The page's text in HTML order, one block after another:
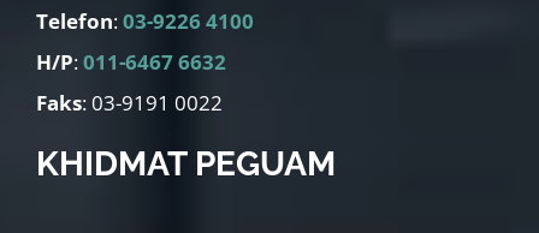
Telefon:03-9226 4100
H/P:011-6467 6632
Faks: 03-9191 0022
KHIDMAT PEGUAM